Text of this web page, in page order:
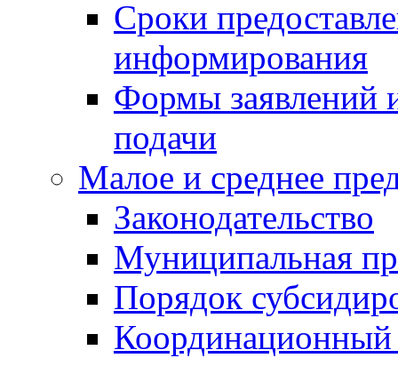
Сроки
информирования
Формы заявлений
подачи
Малое и среднее
Законодательство
Муниципальная
Порядок
Координационный